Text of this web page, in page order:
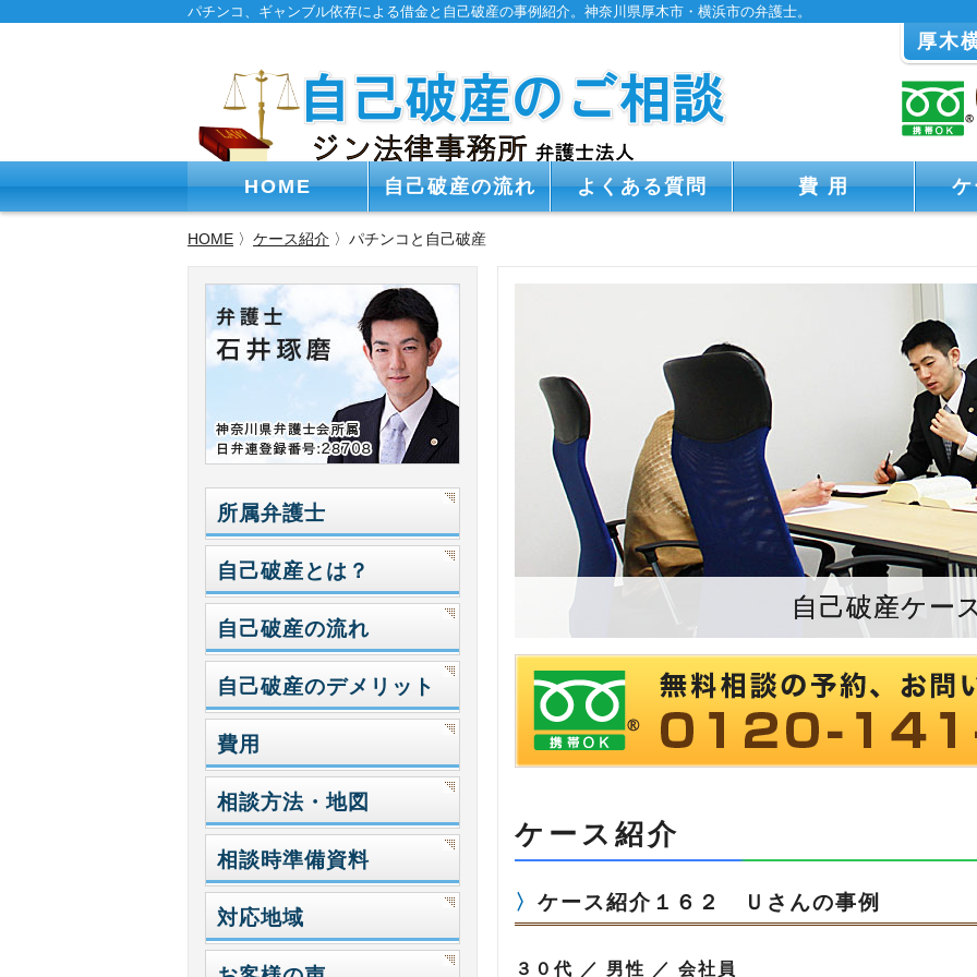
パチンコ、ギャンブル依存による借金と自己破産の事例紹介。神奈川県厚木市・横浜市の弁護士。
厚木
HOME 自己破産の流れ よくある質問 費 用 ケ
HOME 〉 ケース紹介 〉パチンコと自己破産
自己破産ケー
ケース紹介
ケース紹介１６２ Ｕさんの事例
３０代 ／ 男性 ／ 会社員
所属弁護士
自己破産とは？
自己破産の流れ
自己破産のデメリット
費用
相談方法・地図
相談時準備資料
対応地域